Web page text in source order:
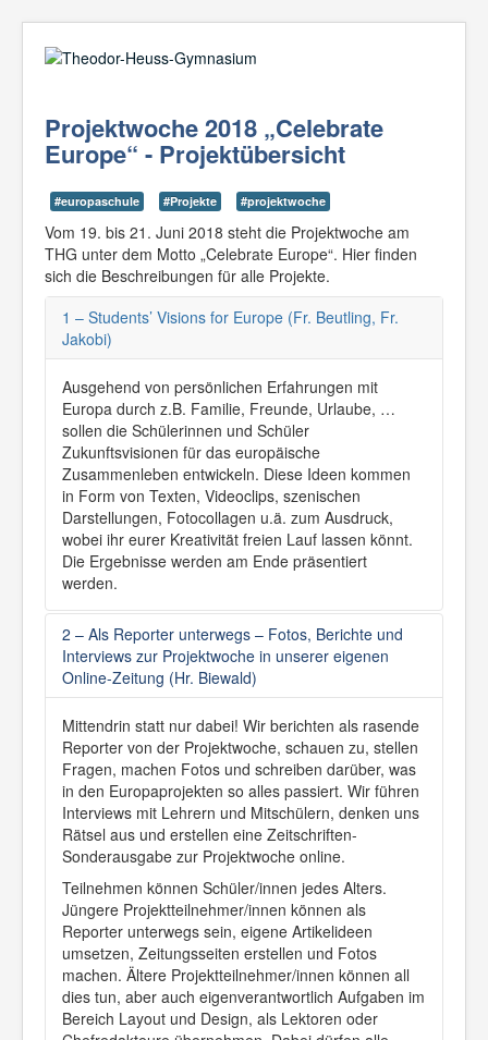
Suche
Home
Menschen
Schüler
Eltern
Kollegium
Verwaltung
Sekretariat
Hausmeister
Gremien
Schulkonferenz
Förderverein
Schulsozialarbeit
Lernen
Fächer
G9-Gymnasium
Curricula G9
Fördern und Fordern
CertiLingua
Sprachzertifikate
Leseförderung
Potentialanalyse
Erprobungsstufe
Mittelstufe
Oberstufe
Studien- und Berufswahl
Externe Beratung
Talentscout
Schulprofil
Neigungsschwerpunkte
MINT
Bilingual
Darstellen und Gestalten
Europaschule
Schüleraustausch
Bilingualer Bildungsgang
Sprachzertifikate
Digitalisierung
Projektwoche 2018 „Celebrate
Europe“ - Projektübersicht
#europaschule #Projekte #projektwoche
Vom 19. bis 21. Juni 2018 steht die Projektwoche am
THG unter dem Motto „Celebrate Europe“. Hier finden
sich die Beschreibungen für alle Projekte.
1 – Students’ Visions for Europe (Fr. Beutling, Fr.
Jakobi)
Ausgehend von persönlichen Erfahrungen mit
Europa durch z.B. Familie, Freunde, Urlaube, …
sollen die Schülerinnen und Schüler
Zukunftsvisionen für das europäische
Zusammenleben entwickeln. Diese Ideen kommen
in Form von Texten, Videoclips, szenischen
Darstellungen, Fotocollagen u.ä. zum Ausdruck,
wobei ihr eurer Kreativität freien Lauf lassen könnt.
Die Ergebnisse werden am Ende präsentiert
werden.
2 – Als Reporter unterwegs – Fotos, Berichte und
Interviews zur Projektwoche in unserer eigenen
Online-Zeitung (Hr. Biewald)
Mittendrin statt nur dabei! Wir berichten als rasende
Reporter von der Projektwoche, schauen zu, stellen
Fragen, machen Fotos und schreiben darüber, was
in den Europaprojekten so alles passiert. Wir führen
Interviews mit Lehrern und Mitschülern, denken uns
Rätsel aus und erstellen eine Zeitschriften-
Sonderausgabe zur Projektwoche online.
Teilnehmen können Schüler/innen jedes Alters.
Jüngere Projektteilnehmer/innen können als
Reporter unterwegs sein, eigene Artikelideen
umsetzen, Zeitungsseiten erstellen und Fotos
machen. Ältere Projektteilnehmer/innen können all
dies tun, aber auch eigenverantwortlich Aufgaben im
Bereich Layout und Design, als Lektoren oder